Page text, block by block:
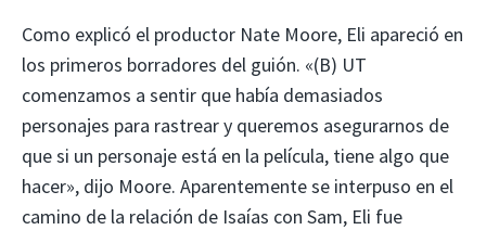
Como explicó el productor Nate Moore, Eli apareció en
los primeros borradores del guión. «(B) UT
comenzamos a sentir que había demasiados
personajes para rastrear y queremos asegurarnos de
que si un personaje está en la película, tiene algo que
hacer», dijo Moore. Aparentemente se interpuso en el
camino de la relación de Isaías con Sam, Eli fue